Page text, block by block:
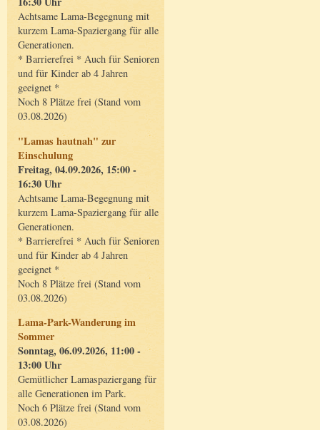
Achtsame Lama-Begegnung mit
kurzem Lama-Spaziergang für alle
Generationen.
* Barrierefrei * Auch für Senioren
und für Kinder ab 4 Jahren
geeignet *
Noch 8 Plätze frei (Stand vom
03.08.2026)
"Lamas hautnah" zur
Einschulung
Freitag, 04.09.2026, 15:00 -
16:30 Uhr
Achtsame Lama-Begegnung mit
kurzem Lama-Spaziergang für alle
Generationen.
* Barrierefrei * Auch für Senioren
und für Kinder ab 4 Jahren
geeignet *
Noch 8 Plätze frei (Stand vom
03.08.2026)
Lama-Park-Wanderung im
Sommer
Sonntag, 06.09.2026, 11:00 -
13:00 Uhr
Gemütlicher Lamaspaziergang für
alle Generationen im Park.
Noch 6 Plätze frei (Stand vom
03.08.2026)